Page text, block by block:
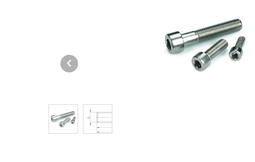
techniques
Documentations
Mon